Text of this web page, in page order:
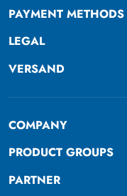
PAYMENT METHODS
LEGAL
VERSAND
COMPANY
PRODUCT GROUPS
PARTNER